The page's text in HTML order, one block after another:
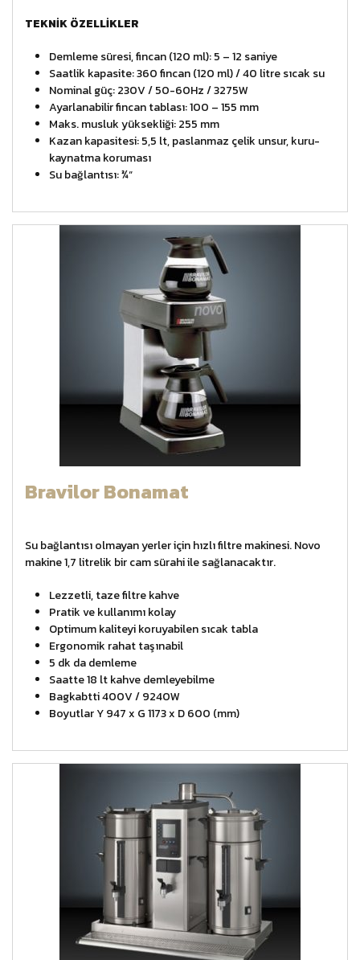
TEKNİK ÖZELLİKLER
Demleme süresi, fincan (120 ml): 5 – 12 saniye
Saatlik kapasite: 360 fincan (120 ml) / 40 litre sıcak su
Nominal güç: 230V / 50-60Hz / 3275W
Ayarlanabilir fincan tablası: 100 – 155 mm
Maks. musluk yüksekliği: 255 mm
Kazan kapasitesi: 5,5 lt, paslanmaz çelik unsur, kuru-
kaynatma koruması
Su bağlantısı: ¾“
Bravilor Bonamat
Su bağlantısı olmayan yerler için hızlı filtre makinesi. Novo
makine 1,7 litrelik bir cam sürahi ile sağlanacaktır.
Lezzetli, taze filtre kahve
Pratik ve kullanımı kolay
Optimum kaliteyi koruyabilen sıcak tabla
Ergonomik rahat taşınabil
5 dk da demleme
Saatte 18 lt kahve demleyebilme
Bagkabtti 400V / 9240W
Boyutlar Y 947 x G 1173 x D 600 (mm)